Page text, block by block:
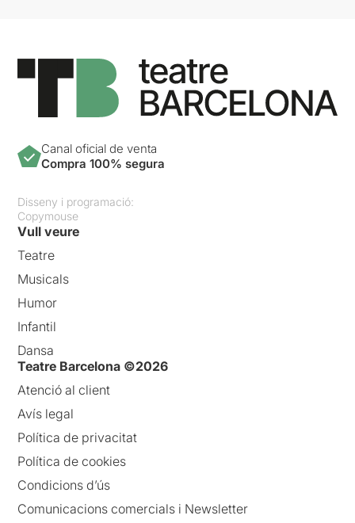
Canal oficial de venta
Compra 100% segura
Disseny i programació:
Copymouse
Vull veure
Teatre
Musicals
Humor
Infantil
Dansa
Teatre Barcelona ©2026
Atenció al client
Avís legal
Política de privacitat
Política de cookies
Condicions d’ús
Comunicacions comercials i Newsletter